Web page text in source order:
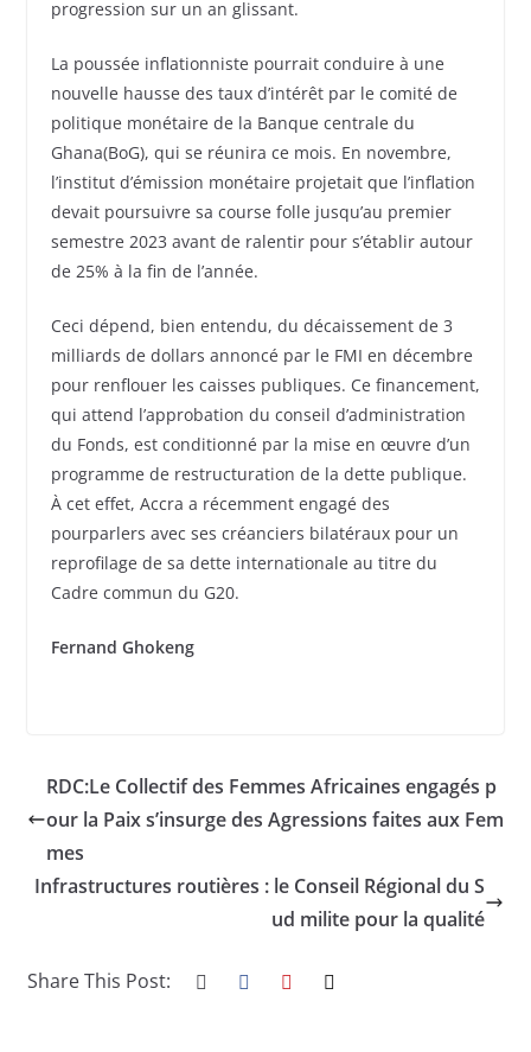
progression sur un an glissant.
La poussée inflationniste pourrait conduire à une
nouvelle hausse des taux d’intérêt par le comité de
politique monétaire de la Banque centrale du
Ghana(BoG), qui se réunira ce mois. En novembre,
l’institut d’émission monétaire projetait que l’inflation
devait poursuivre sa course folle jusqu’au premier
semestre 2023 avant de ralentir pour s’établir autour
de 25% à la fin de l’année.
Ceci dépend, bien entendu, du décaissement de 3
milliards de dollars annoncé par le FMI en décembre
pour renflouer les caisses publiques. Ce financement,
qui attend l’approbation du conseil d’administration
du Fonds, est conditionné par la mise en œuvre d’un
programme de restructuration de la dette publique.
À cet effet, Accra a récemment engagé des
pourparlers avec ses créanciers bilatéraux pour un
reprofilage de sa dette internationale au titre du
Cadre commun du G20.
Fernand Ghokeng
RDC:Le Collectif des Femmes Africaines engagés p
our la Paix s’insurge des Agressions faites aux Fem
mes
Infrastructures routières : le Conseil Régional du S
ud milite pour la qualité
Share This Post: